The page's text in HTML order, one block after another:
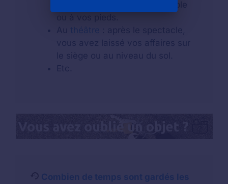
Au théâtre : après le spectacle,
vous avez laissé vos affaires sur
le siège ou au niveau du sol.
Etc.
Combien de temps sont gardés les